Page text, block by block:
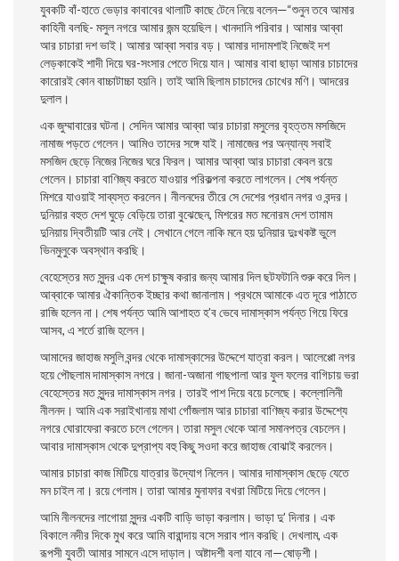
যুবকটি বাঁ-হাতে ভেড়ার কাবাবের থালাটি কাছে টেনে নিয়ে বলেন—“শুনুন তবে আমার
কাহিনী বলছি- মসুল নগরে আমার জন্ম হয়েছিল। খানদানি পরিবার। আমার আব্বা
আর চাচারা দশ ভাই। আমার আব্বা সবার বড়। আমার দাদামশাই নিজেই দশ
লেড়কাকেই শাদী দিয়ে ঘর-সংসার পেতে দিয়ে যান। আমার বাবা ছাড়া আমার চাচাদের
কারােরই কোন বাচ্চাটাচ্চা হয়নি। তাই আমি ছিলাম চাচাদের চোখের মণি। আদরের
দুলাল।
এক জুম্মাবারের ঘটনা। সেদিন আমার আব্বা আর চাচারা মসুলের বৃহত্তম মসজিদে
নামাজ পড়তে গেলেন। আমিও তাদের সঙ্গে যাই। নামাজের পর অন্যান্য সবাই
মসজিদ ছেড়ে নিজের নিজের ঘরে ফিরল। আমার আব্বা আর চাচারা কেবল রয়ে
গেলেন। চাচারা বাণিজ্য করতে যাওয়ার পরিকল্পনা করতে লাগলেন। শেষ পর্যন্ত
মিশরে যাওয়াই সাব্যস্ত করলেন। নীলনদের তীরে সে দেশের প্রধান নগর ও বন্দর।
দুনিয়ার বহুত দেশ ঘুড়ে বেড়িয়ে তারা বুঝেছেন, মিশরের মত মনােরম দেশ তামাম
দুনিয়ায় দ্বিতীয়টি আর নেই। সেখানে গেলে নাকি মনে হয় দুনিয়ার দুঃখকষ্ট ভুলে
ভিনমুলুকে অবস্থান করছি।
বেহেস্তের মত সুন্দর এক দেশ চাক্ষুষ করার জন্য আমার দিল ছটফটানি শুরু করে দিল।
আব্বাকে আমার ঐকান্তিক ইচ্ছার কথা জানালাম। প্রথমে আমাকে এত দূরে পাঠাতে
রাজি হলেন না। শেষ পর্যন্ত আমি আশাহত হ’ব ভেবে দামাস্কাস পর্যন্ত গিয়ে ফিরে
আসব, এ শর্তে রাজি হলেন।
আমাদের জাহাজ মসুলি বন্দর থেকে দামাস্কাসের উদ্দেশে যাত্রা করল। আলেপ্পো নগর
হয়ে পৌছলাম দামাস্কাস নগরে। জানা-অজানা গাছপালা আর ফুল ফলের বাগিচায় ভরা
বেহেস্তের মত সুন্দর দামাস্কাস নগর। তারই পাশ দিয়ে বয়ে চলেছে। কল্লোলিনী
নীলনদ। আমি এক সরাইখানায় মাথা গোঁজলাম আর চাচারা বাণিজ্য করার উদ্দেশ্যে
নগরে ঘােরাফেরা করতে চলে গেলেন। তারা মসুল থেকে আনা সমানপত্র বেচলেন।
আবার দামাস্কাস থেকে দুপ্রাপ্য বহু কিছু সওদা করে জাহাজ বােঝাই করলেন।
আমার চাচারা কাজ মিটিয়ে যাত্রার উদ্যোগ নিলেন। আমার দামাস্কাস ছেড়ে যেতে
মন চাইল না। রয়ে গেলাম। তারা আমার মুনাফার বখরা মিটিয়ে দিয়ে গেলেন।
আমি নীলনদের লাগােয়া সুন্দর একটি বাড়ি ভাড়া করলাম। ভাড়া দু’ দিনার। এক
বিকালে নদীর দিকে মুখ করে আমি বারান্দায় বসে সরাব পান করছি। দেখলাম, এক
রূপসী যুবতী আমার সামনে এসে দাড়াল। অষ্টাদশী বলা যাবে না—ষোড়শী।